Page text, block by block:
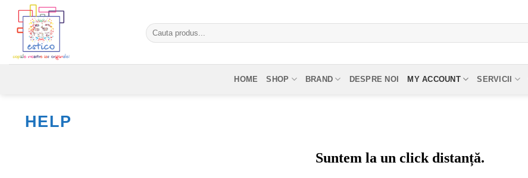
content
Caută
după:
HOME SHOP BRAND DESPRE NOI MY ACCOUNT SERVICII
HELP
Suntem la un click distanță.